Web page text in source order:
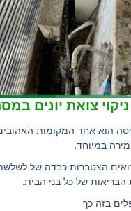
ניקוי צואת יונים
הוא אחד המקומות
במיוחד.
הצטברות כבדה של
של כל בני הבית.
בזה כך: